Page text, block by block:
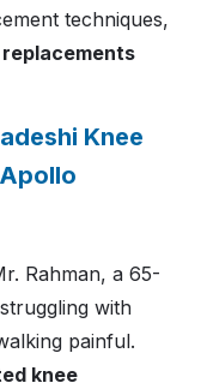
techniques,
Knee
Rahman, a 65-
with
painful.
knee